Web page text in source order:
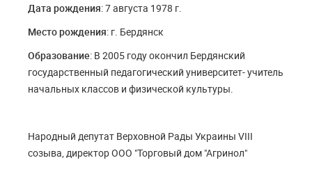
Дата рождения: 7 августа 1978 г.
Место рождения: г. Бердянск
Образование: В 2005 году окончил Бердянский
государственный педагогический университет- учитель
начальных классов и физической культуры.
Народный депутат Верховной Рады Украины VIII
созыва, директор ООО "Торговый дом "Агринол"